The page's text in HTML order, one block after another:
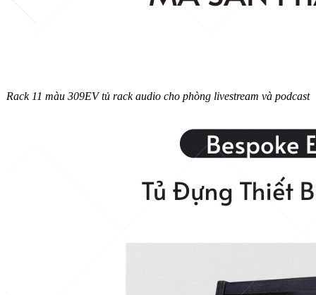
Rack 11 màu 309EV tủ rack audio cho phòng livestream và podcast